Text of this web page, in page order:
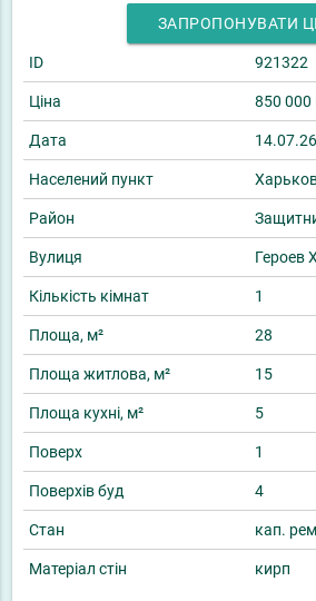
ЗАПРОПОНУВАТИ
ID 921322
Ціна 850 000
Дата 14.07.26
Населений пункт
Район
Вулиця Героев
Кількість кімнат 1
Площа, м² 28
Площа житлова, м² 15
Площа кухні, м² 5
Поверх 1
Поверхів буд 4
Стан кап.
Матеріал стін кирп